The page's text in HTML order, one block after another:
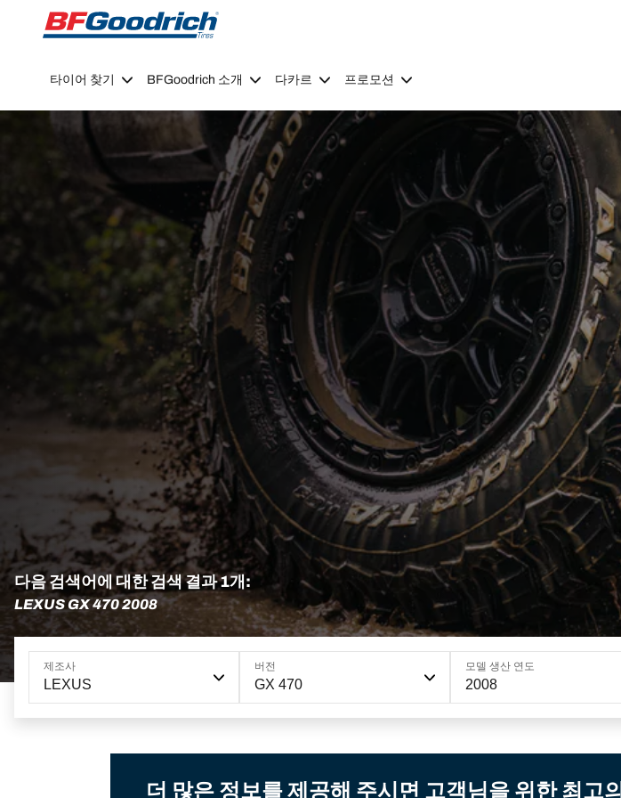
Go to page content
Go to page navigation
타이어 찾기 BFGoodrich 소개 다카르 프로모션
다음 검색어에 대한 검색 결과 1개:
LEXUS GX 470 2008
제조사
LEXUS
버전
GX 470
모델 생산 연도
2008
더 많은 정보를 제공해 주시면 고객님을 위한 최